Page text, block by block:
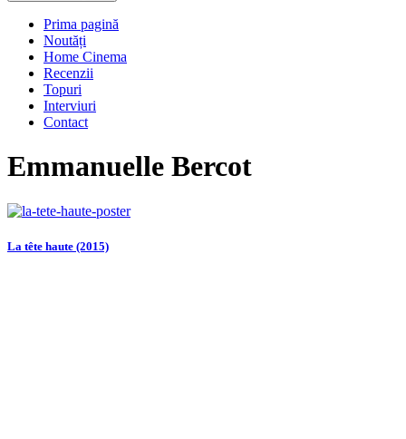
Prima pagină
Noutăți
Home Cinema
Recenzii
Topuri
Interviuri
Contact
Emmanuelle Bercot
La tête haute (2015)